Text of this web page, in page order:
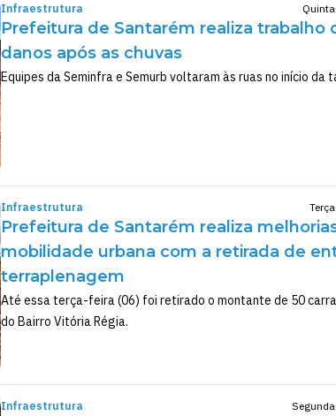
Infraestrutura
Prefeitura de Santarém realiza trabalho
danos após as chuvas
Equipes da Seminfra e Semurb voltaram às ruas no início da
Infraestrutura
Prefeitura de Santarém realiza
mobilidade urbana com a retirada de
terraplenagem
Até essa terça-feira (06) foi retirado o montante de 50
do Bairro Vitória Régia.
Infraestrutura